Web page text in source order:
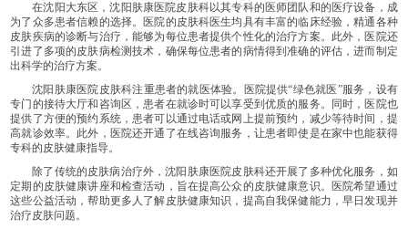
在沈阳大东区，沈阳肤康医院皮肤科以其专科的医师团队和的医疗设备，成
为了众多患者信赖的选择。医院的皮肤科医生均具有丰富的临床经验，精通各种
皮肤疾病的诊断与治疗，能够为每位患者提供个性化的治疗方案。此外，医院还
引进了多项的皮肤病检测技术，确保每位患者的病情得到准确的评估，进而制定
出科学的治疗方案。
沈阳肤康医院皮肤科注重患者的就医体验。医院提供“绿色就医”服务，设有
专门的接待大厅和咨询区，患者在就诊时可以享受到优质的服务。同时，医院也
提供了方便的预约系统，患者可以通过电话或网上提前预约，减少等待时间，提
高就诊效率。此外，医院还开通了在线咨询服务，让患者即使是在家中也能获得
专科的皮肤健康指导。
除了传统的皮肤病治疗外，沈阳肤康医院皮肤科还开展了多种优化服务，如
定期的皮肤健康讲座和检查活动，旨在提高公众的皮肤健康意识。医院希望通过
这些公益活动，帮助更多人了解皮肤健康知识，提高自我保健能力，早日发现并
治疗皮肤问题。